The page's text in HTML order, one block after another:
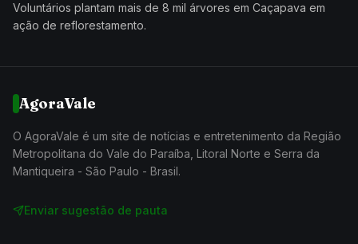
Voluntários plantam mais de 8 mil árvores em Caçapava em
ação de reflorestamento.
AgoraVale
O AgoraVale é um site de notícias e entretenimento da Região
Metropolitana do Vale do Paraíba, Litoral Norte e Serra da
Mantiqueira - São Paulo - Brasil.
Enviar sugestão de pauta